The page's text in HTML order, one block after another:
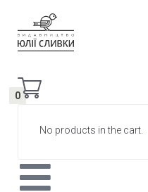
0
No products in the cart.